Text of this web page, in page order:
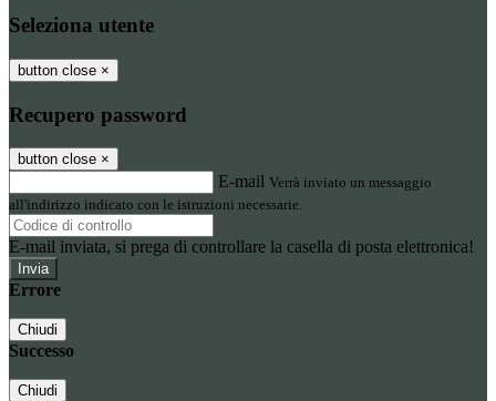
Seleziona utente
button close ×
Recupero password
button close ×
E-mail Verrà inviato un messaggio
all'indirizzo indicato con le istruzioni necessarie.
E-mail inviata, si prega di controllare la casella di posta elettronica!
Errore
Chiudi
Successo
Chiudi